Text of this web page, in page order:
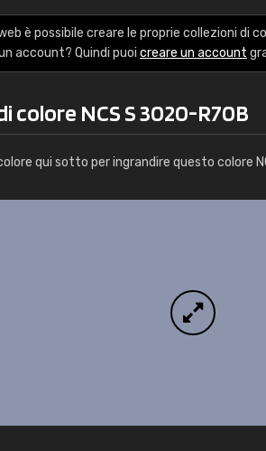
è possibile creare le proprie collezioni di
account? Quindi puoi creare un account
colore NCS S 3020-R70B
qui sotto per ingrandire questo colore